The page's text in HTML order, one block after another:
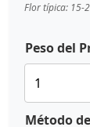
Flor típica: 15-
Peso del
Método